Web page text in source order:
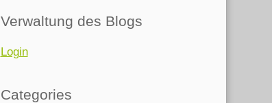
Verwaltung des Blogs
Login
Categories